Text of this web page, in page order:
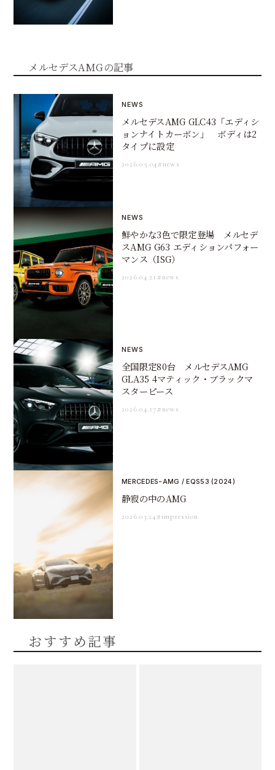
メルセデスAMGの記事
NEWS
メルセデスAMG GLC43「エディシ
ョンナイトカーボン」 ボディは2
タイプに設定
2026.05.04#news
NEWS
鮮やかな3色で限定登場 メルセデ
スAMG G63 エディションパフォー
マンス（ISG）
2026.04.21 #news
NEWS
全国限定80台 メルセデスAMG
GLA35 4マティック・ブラックマ
スターピース
2026.04.17#news
MERCEDES-AMG / EQS53 (2024)
静寂の中のAMG
2026.03.24#impression
おすすめ記事